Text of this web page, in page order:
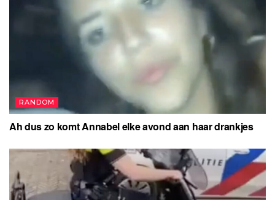
RANDOM
Ah dus zo komt Annabel elke avond aan haar drankjes